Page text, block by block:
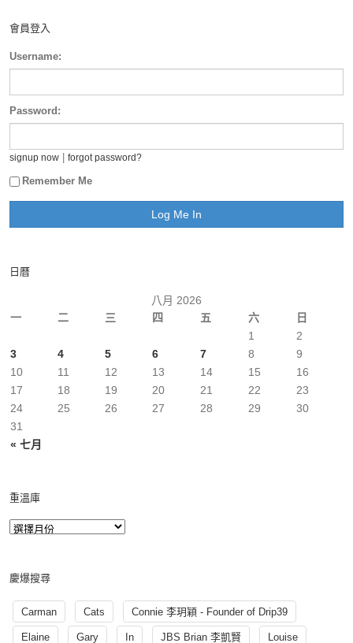
會員登入
Username:
Password:
signup now forgot password?
Remember Me
日曆
八月 2026
一
二 三 四 五 六 日
« 七月
1
2
3
4 5 6 7 8
9
10
11 12 13 14 15
16
17
18 19 20 21 22
23
24
25 26 27 28 29
30
31
重溫庫
慶爆搜尋
Carman Cats Connie 李玥穎 - Founder of Drip39
Elaine Gary In JBS Brian 李凱賢 Louise